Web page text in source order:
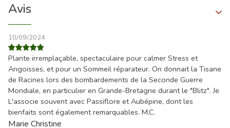
Avis
10/09/2024
Plante irremplaçable, spectaculaire pour calmer Stress et
Angoisses, et pour un Sommeil réparateur. On donnait la Tisane
de Racines lors des bombardements de la Seconde Guerre
Mondiale, en particulier en Grande-Bretagne durant le "Blitz". Je
L'associe souvent avec Passiflore et Aubépine, dont les
bienfaits sont également remarquables. M.C.
Marie Christine